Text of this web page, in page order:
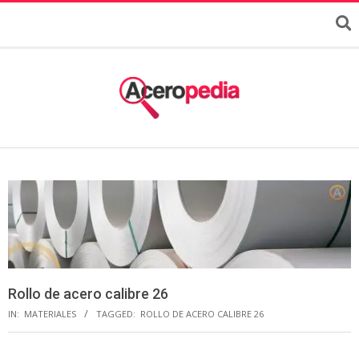
Rollo de acero calibre 26
IN: MATERIALES TAGGED: ROLLO DE ACERO CALIBRE 26